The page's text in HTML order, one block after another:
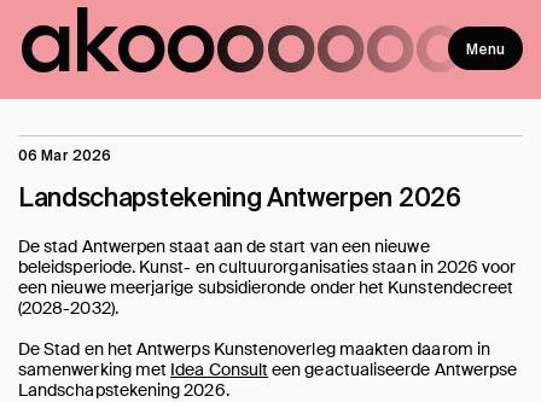
ako Menu
06 Mar 2026
Landschapstekening Antwerpen 2026
De stad Antwerpen staat aan de start van een nieuwe
beleidsperiode. Kunst- en cultuurorganisaties staan in 2026 voor
een nieuwe meerjarige subsidieronde onder het Kunstendecreet
(2028-2032).
De Stad en het Antwerps Kunstenoverleg maakten daarom in
samenwerking met Idea Consult een geactualiseerde Antwerpse
Landschapstekening 2026.